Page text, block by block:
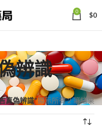
0 $0
辨識
真偽辨識”顯示所有 2 筆結果依